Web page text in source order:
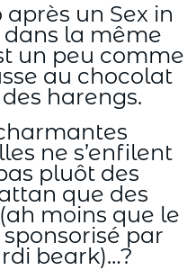
un Sex in
la même
un peu comme
au chocolat
harengs.
ne s’enfilent
pluôt des
que des
moins que le
par
beark)…?